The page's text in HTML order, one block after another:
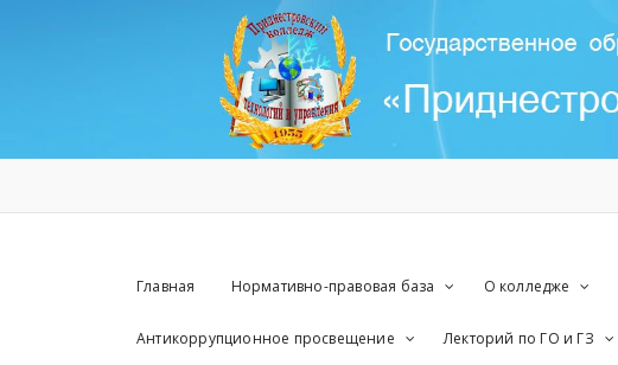
Главная Нормативно-правовая база О колледже
Антикоррупционное просвещение Лекторий по ГО и ГЗ